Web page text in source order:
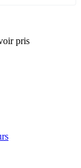
pris